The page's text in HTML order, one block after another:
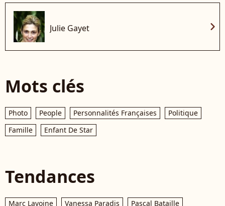
Julie Gayet chevron_right
Mots clés
Photo People Personnalités Françaises
Politique
Famille
Enfant De Star
Tendances
Marc Lavoine Vanessa Paradis
Pascal Bataille